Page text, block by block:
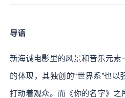
导语
新海诚电影里的风景和音乐元素
的体现，其独创的“世界系”也
打动着观众。而《你的名字》之